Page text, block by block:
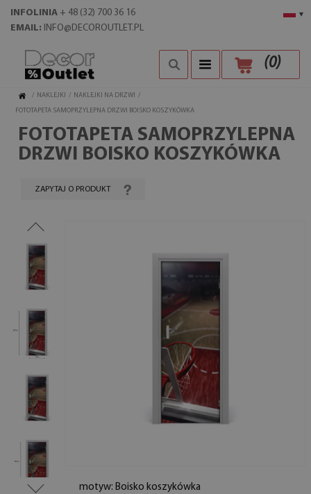
▾
INFOLINIA + 48 (32) 700 36 16
EMAIL: INFO@DECOROUTLET.PL
(0)
/ NAKLEJKI / NAKLEJKI NA DRZWI
/
FOTOTAPETA SAMOPRZYLEPNA DRZWI BOISKO KOSZYKÓWKA
FOTOTAPETA SAMOPRZYLEPNA
DRZWI BOISKO KOSZYKÓWKA
ZAPYTAJ O PRODUKT
motyw: Boisko koszykówka